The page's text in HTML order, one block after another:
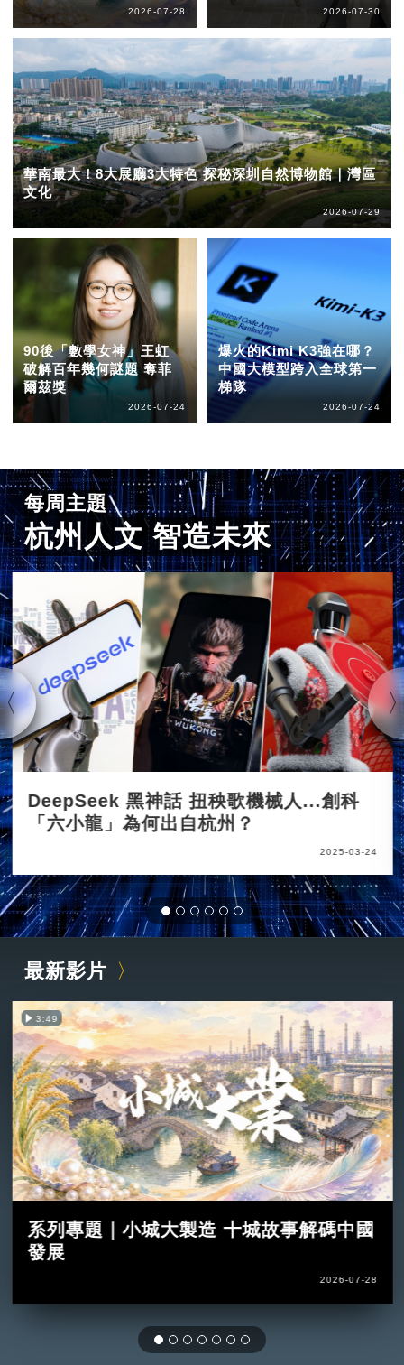
2026-07-28 2026-07-30
華南最大！8大展廳3大特色 探秘深圳自然博物館｜灣區
文化
2026-07-29
90後「數學女神」王虹
破解百年幾何謎題 奪菲
爾茲獎
2026-07-24
爆火的Kimi K3強在哪？
中國大模型跨入全球第一
梯隊
2026-07-24
每周主題
杭州人文 智造未來
DeepSeek 黑神話 扭秧歌機械人...創科
「六小龍」為何出自杭州？
2025-03-24
最新影片
3:49
系列專題｜小城大製造 十城故事解碼中國
發展
2026-07-28